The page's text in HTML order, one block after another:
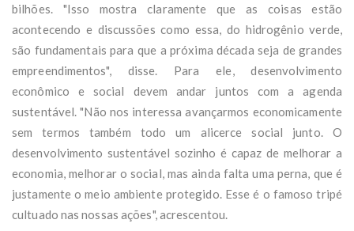
bilhões. "Isso mostra claramente que as coisas estão
acontecendo e discussões como essa, do hidrogênio verde,
são fundamentais para que a próxima década seja de grandes
empreendimentos", disse. Para ele, desenvolvimento
econômico e social devem andar juntos com a agenda
sustentável. "Não nos interessa avançarmos economicamente
sem termos também todo um alicerce social junto. O
desenvolvimento sustentável sozinho é capaz de melhorar a
economia, melhorar o social, mas ainda falta uma perna, que é
justamente o meio ambiente protegido. Esse é o famoso tripé
cultuado nas nossas ações", acrescentou.